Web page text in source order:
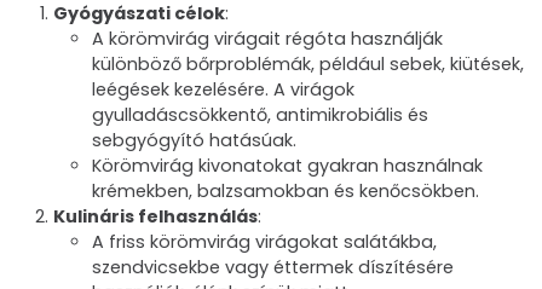
Gyógyászati célok:
A körömvirág virágait régóta használják
különböző bőrproblémák, például sebek, kiütések,
leégések kezelésére. A virágok
gyulladáscsökkentő, antimikrobiális és
sebgyógyító hatásúak.
Körömvirág kivonatokat gyakran használnak
krémekben, balzsamokban és kenőcsökben.
Kulináris felhasználás:
A friss körömvirág virágokat salátákba,
szendvicsekbe vagy éttermek díszítésére